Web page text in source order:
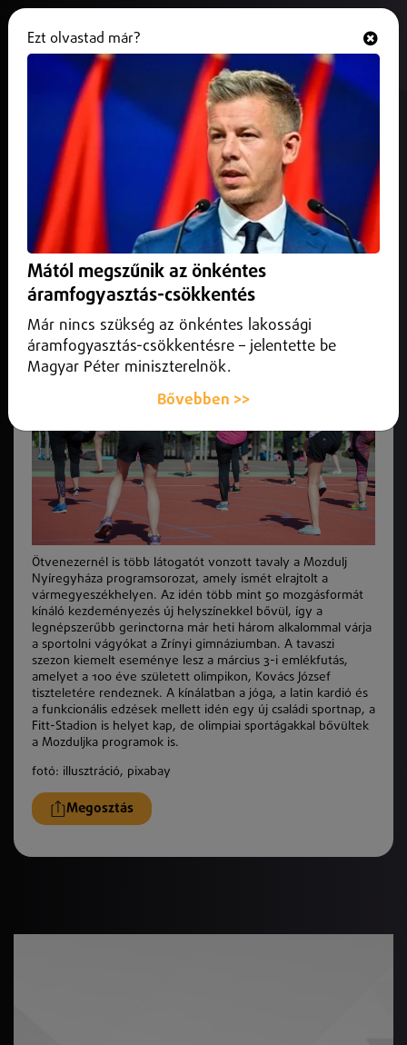
Ötvenezernél is több látogatót
vonzott tavaly a Mozdulj
Nyíregyháza
2026. január 20. Nyíregyháza
Ötvenezernél is több látogatót vonzott tavaly a Mozdulj
Nyíregyháza programsorozat, amely ismét elrajtolt a
vármegyeszékhelyen.
Ötvenezernél is több látogatót vonzott tavaly a Mozdulj
Nyíregyháza programsorozat, amely ismét elrajtolt a
vármegyeszékhelyen. Az idén több mint 50 mozgásformát
kínáló kezdeményezés új helyszínekkel bővül, így a
legnépszerűbb gerinctorna már heti három alkalommal várja
a sportolni vágyókat a Zrínyi gimnáziumban. A tavaszi
szezon kiemelt eseménye lesz a március 3-i emlékfutás,
amelyet a 100 éve született olimpikon, Kovács József
tiszteletére rendeznek. A kínálatban a jóga, a latin kardió és
a funkcionális edzések mellett idén egy új családi sportnap, a
Fitt-Stadion is helyet kap, de olimpiai sportágakkal bővültek
a Mozduljka programok is.
fotó: illusztráció, pixabay
Megosztás
Ezt olvastad már?
Mától megszűnik az önkéntes
áramfogyasztás-csökkentés
Már nincs szükség az önkéntes lakossági
áramfogyasztás-csökkentésre – jelentette be
Magyar Péter miniszterelnök.
Bővebben >>